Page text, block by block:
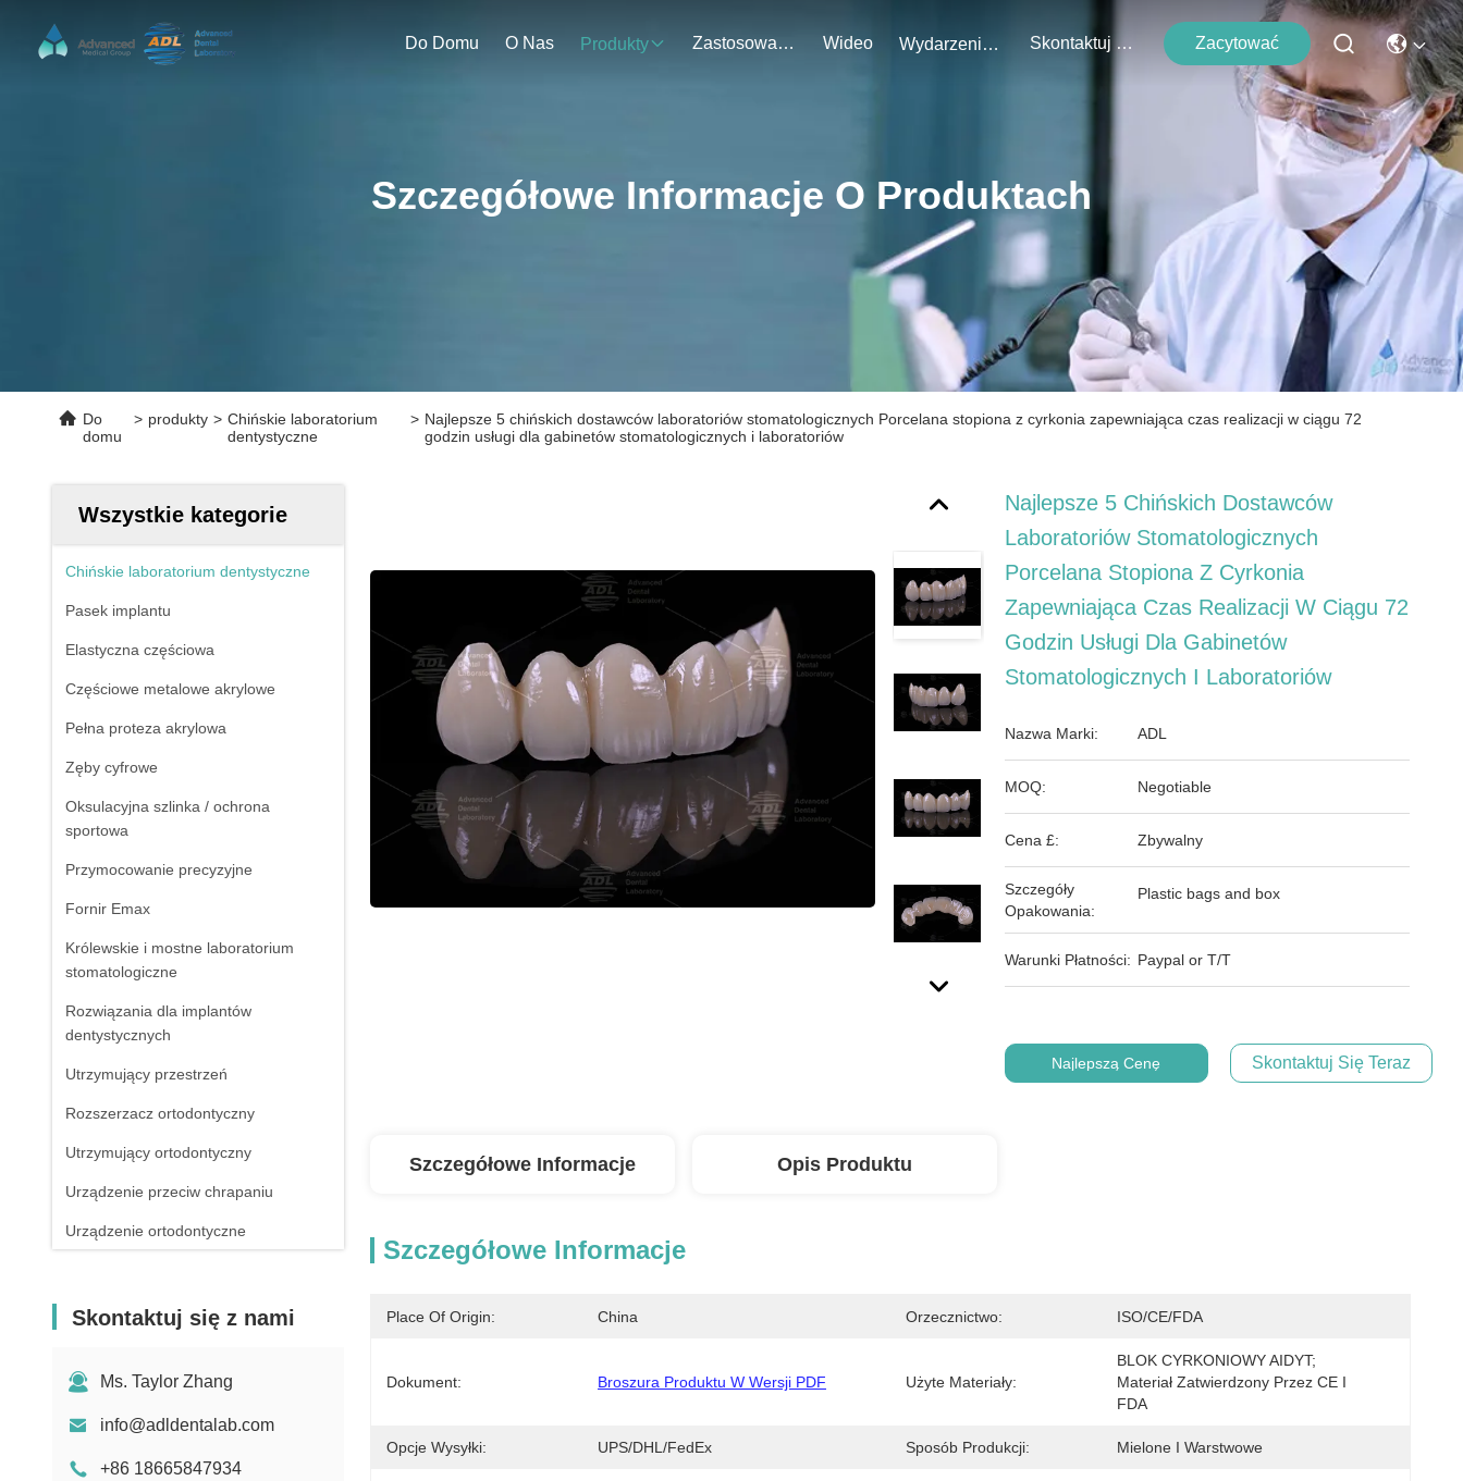
Do Domu O Nas Produkty Zastosowanie Wideo Wydarzenia Skontaktuj Się Z Nami Zacytować
Szczegółowe Informacje O Produktach
Do
domu
> produkty > Chińskie laboratorium
dentystyczne
> Najlepsze 5 chińskich dostawców laboratoriów stomatologicznych Porcelana stopiona z cyrkonia zapewniająca czas realizacji w ciągu 72
godzin usługi dla gabinetów stomatologicznych i laboratoriów
Wszystkie kategorie
Chińskie laboratorium dentystyczne
Pasek implantu
Elastyczna częściowa
Częściowe metalowe akrylowe
Pełna proteza akrylowa
Zęby cyfrowe
Oksulacyjna szlinka / ochrona
sportowa
Przymocowanie precyzyjne
Fornir Emax
Królewskie i mostne laboratorium
stomatologiczne
Rozwiązania dla implantów
dentystycznych
Utrzymujący przestrzeń
Rozszerzacz ortodontyczny
Utrzymujący ortodontyczny
Urządzenie przeciw chrapaniu
Urządzenie ortodontyczne
Skontaktuj się z nami
Ms. Taylor Zhang
info@adldentalab.com
+86 18665847934
Najlepsze 5 Chińskich Dostawców
Laboratoriów Stomatologicznych
Porcelana Stopiona Z Cyrkonia
Zapewniająca Czas Realizacji W Ciągu 72
Godzin Usługi Dla Gabinetów
Stomatologicznych I Laboratoriów
Nazwa Marki: ADL
MOQ: Negotiable
Cena £: Zbywalny
Szczegóły
Opakowania:
Plastic bags and box
Warunki Płatności: Paypal or T/T
Najlepszą Cenę Skontaktuj Się Teraz
Szczegółowe Informacje Opis Produktu
Szczegółowe Informacje
Place Of Origin: China Orzecznictwo: ISO/CE/FDA
Dokument: Broszura Produktu W Wersji PDF Użyte Materiały:
BLOK CYRKONIOWY AIDYT;
Materiał Zatwierdzony Przez CE I
FDA
Opcje Wysyłki: UPS/DHL/FedEx Sposób Produkcji: Mielone I Warstwowe